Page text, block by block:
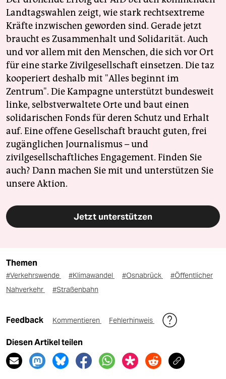
Landtagswahlen zeigt, wie stark rechtsextreme
Kräfte inzwischen geworden sind. Gerade jetzt
braucht es Zusammenhalt und Solidarität. Auch
und vor allem mit den Menschen, die sich vor Ort
für eine starke Zivilgesellschaft einsetzen. Die taz
kooperiert deshalb mit "Alles beginnt im
Zentrum". Die Kampagne unterstützt bundesweit
linke, selbstverwaltete Orte und baut einen
solidarischen Fonds für deren Schutz und Erhalt
auf. Eine offene Gesellschaft braucht guten, frei
zugänglichen Journalismus – und
zivilgesellschaftliches Engagement. Finden Sie
auch? Dann machen Sie mit und unterstützen Sie
unsere Aktion.
Jetzt unterstützen
Themen
#Verkehrswende #Klimawandel #Osnabrück
#Öffentlicher
Nahverkehr
#Straßenbahn
Feedback Kommentieren Fehlerhinweis
Diesen Artikel teilen